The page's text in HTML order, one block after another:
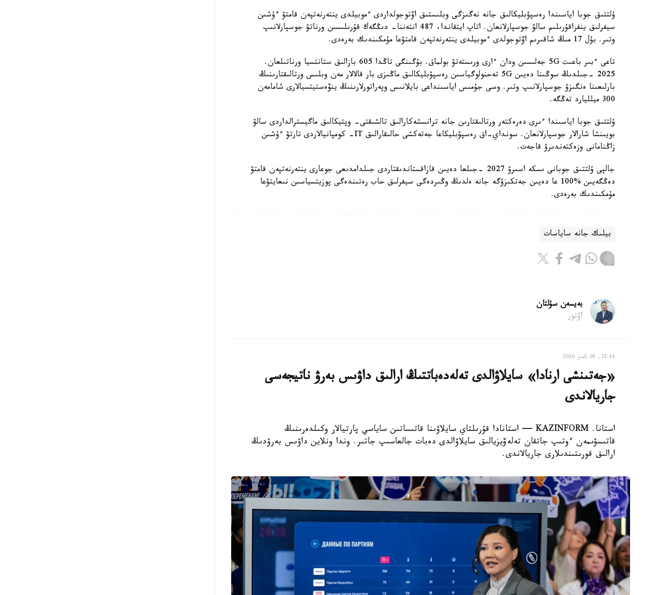
ۇلتتىق جوبا اياسىندا رەسپۋبليكالىق جانە نەگىزگى وبلىستىق اۆتوجولداردى ءموبيلدى ينتەرنەتپەن قامتۋ ءۇشىن
سيفرلىق ينفراقۇرىلىم سالۋ جوسپارلانعان. اتاپ ايتقاندا، 487 انتەننا- دىڭگەك قۇرىلىسىن ورناتۋ جوسپارلانىپ
وتىر. بۇل 17 مىڭ شاقىرىم اۆتوجولدى ءموبيلدى ينتەرنەتپەن قامتۋعا مۇمكىندىك بەرەدى.
تاعى ءبىر باعىت 5G جەلىسىن ودان ءارى ورىستەتۋ بولماق. بۇگىنگى تاڭدا 605 بازالىق ستانتسيا ورناتىلعان.
2025 -جىلدىڭ سوڭىنا دەيىن 5G تەحنولوگياسىن رەسپۋبليكالىق ماڭىزى بار قالالار مەن وبلىس ورتالىقتارىنىڭ
بارلىعىنا ەنگىزۋ جوسپارلانىپ وتىر. وسى جۇمىس اياسىنداعى بايلانىس وپەراتورلارىنىڭ ينۆەستيتسيالارى شامامەن
300 ميلليارد تەڭگە.
ۇلتتىق جوبا اياسىندا ءىرى دەرەكتەر ورتالىقتارىن جانە ترانسشەكارالىق تالشىقتى- وپتيكالىق ماگيسترالداردى سالۋ
بويىنشا شارالار جوسپارلانعان. سونداي-اق رەسپۋبليكاعا جەتەكشى حالىقارالىق IT- كومپانيالاردى تارتۋ ءۇشىن
زاڭنامانى وزەكتەندىرۋ قاجەت.
جالپى ۇلتتىق جوبانى ىسكە اسىرۋ 2027 -جىلعا دەيىن قازاقستاندىقتاردى جىلدامدىعى جوعارى ينتەرنەتپەن قامتۋ
دەڭگەيىن %100 عا دەيىن جەتكىزۋگە جانە ەلدىڭ وڭىردەگى سيفرلىق حاب رەتىندەگى پوزيتسياسىن نىعايتۋعا
مۇمكىندىك بەرەدى.
بيلىك جانە ساياسات
بەيسەن سۇلتان
اۆتور
23:34, 05 تامىز 2026
«جەتىنشى ارنادا» سايلاۋالدى تەلەدەباتتىڭ ارالىق داۋىس بەرۋ ناتيجەسى
جاريالاندى
استانا. KAZINFORM — استانادا قۇرىلتاي سايلاۋىنا قاتىساتىن ساياسي پارتيالار وكىلدەرىنىڭ
قاتىسۋىمەن ءوتىپ جاتقان تەلەۆيزيالىق سايلاۋالدى دەبات جالعاسىپ جاتىر. وندا ونلاين داۋىس بەرۋدىڭ
ارالىق قورىتىندىلارى جاريالاندى.